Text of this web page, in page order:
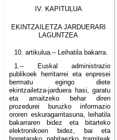
IV. KAPITULUA
EKINTZAILETZA JARDUERARI
LAGUNTZEA
10. artikulua.– Leihatila bakarra.
1.– Euskal administrazio
publikoek herritarrei eta enpresei
bermatu egingo diete
ekintzailetza-jarduera hasi, garatu
eta amaitzeko behar diren
prozedurei buruzko informazio
ororen eskuragarritasuna, leihatila
bakarraren bidez eta bitarteko
elektronikoen bidez, bai eta